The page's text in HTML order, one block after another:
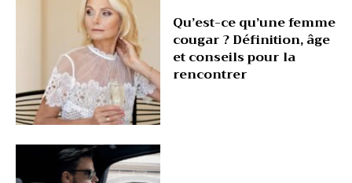
Qu’est-ce qu’une femme
cougar ? Définition, âge
et conseils pour la
rencontrer